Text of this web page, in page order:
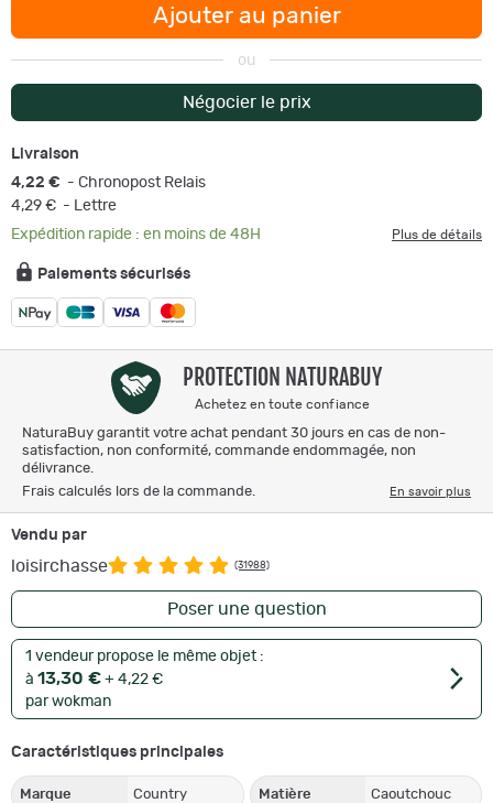
Ajouter au panier
ou
Négocier le prix
Livraison
4,22 € - Chronopost Relais
4,29 € - Lettre
Expédition rapide : en moins de 48H
Plus de détails
Paiements sécurisés
PROTECTION NATURABUY
Achetez en toute confiance
NaturaBuy garantit votre achat pendant 30 jours en cas de non-
satisfaction, non conformité, commande endommagée, non
délivrance.
Frais calculés lors de la commande.
En savoir plus
Vendu par
loisirchasse (31988)
Poser une question
1 vendeur propose le même objet :
à 13,30 € + 4,22 €
par wokman
Caractéristiques principales
Marque Country Matière Caoutchouc